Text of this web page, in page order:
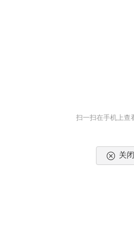
扫一扫在手机上查
关闭